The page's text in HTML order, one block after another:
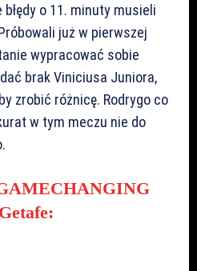
o 11. minuty musieli
już w pierwszej
wypracować sobie
brak Viniciusa Juniora,
zrobić różnicę. Rodrygo co
w tym meczu nie do